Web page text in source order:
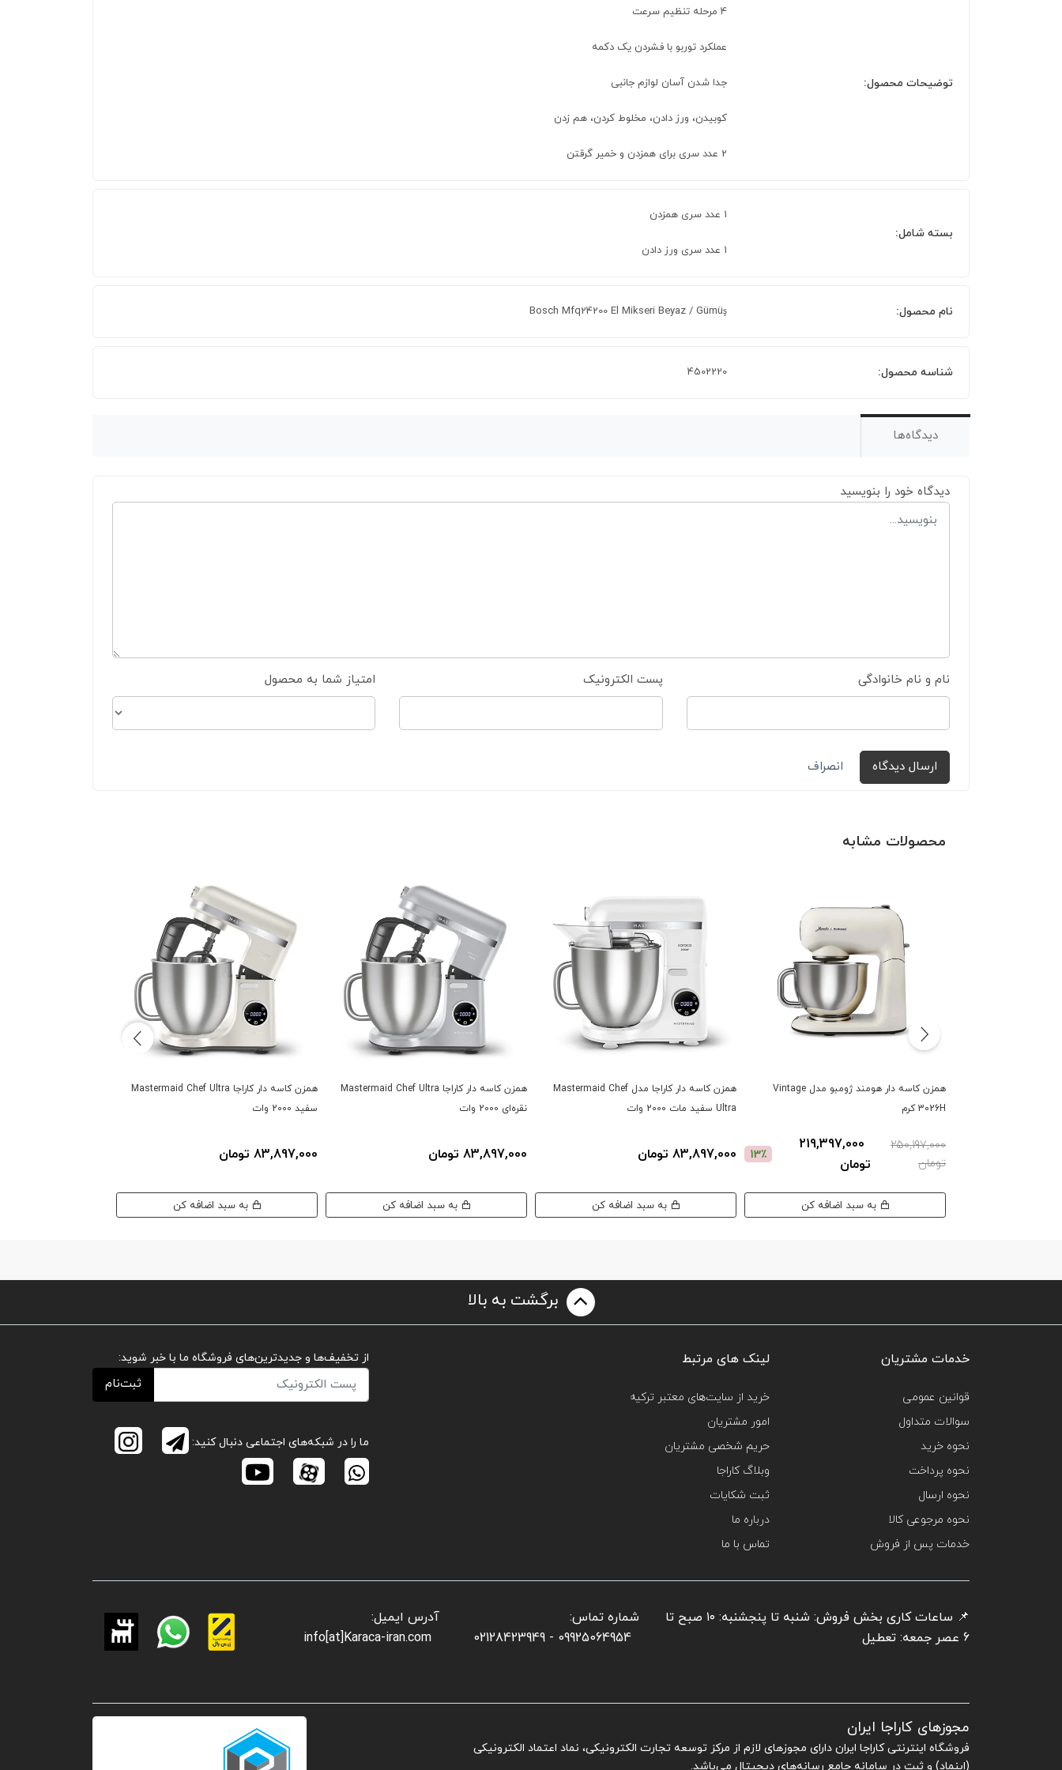
توضیحات محصول:
4 مرحله تنظیم سرعت
عملکرد توربو با فشردن یک دکمه
جدا شدن آسان لوازم جانبی
کوبیدن، ورز دادن، مخلوط کردن، هم زدن
2 عدد سری برای همزدن و خمیر گرقتن
بسته شامل:
1 عدد سری همزدن
1 عدد سری ورز دادن
نام محصول: Bosch Mfq24200 El Mikseri Beyaz / Gümüş
شناسه محصول: 4502220
دیدگاه‌ها
دیدگاه خود را بنویسید
نام و نام خانوادگی پست الکترونیک امتیاز شما به محصول
ارسال دیدگاه انصراف
محصولات مشابه
همزن کاسه دار هومند ژومبو مدل Vintage
3026H کرم
250,197,000
تومان
219,397,000
تومان
13٪
به سبد اضافه کن
همزن کاسه دار کاراجا مدل Mastermaid Chef
Ultra سفید مات 2000 وات
83,897,000 تومان
به سبد اضافه کن
همزن کاسه دار کاراجا Mastermaid Chef Ultra
نقره‌ای 2000 وات
83,897,000 تومان
به سبد اضافه کن
همزن کاسه دار کاراجا Mastermaid Chef Ultra
سفید 2000 وات
83,897,000 تومان
به سبد اضافه کن
برگشت به بالا
خدمات مشتریان
قوانین عمومی
سوالات متداول
نحوه خرید
نحوه پرداخت
نحوه ارسال
نحوه مرجوعی کالا
خدمات پس از فروش
لینک های مرتبط
خرید از سایت‌های معتبر ترکیه
امور مشتریان
حریم شخصی مشتریان
وبلاگ کاراجا
ثبت شکایات
درباره ما
تماس با ما
از تخفیف‌ها و جدیدترین‌های فروشگاه ما با خبر شوید:
ثبت‌نام
ما را در شبکه‌های اجتماعی دنبال کنید:
📌 ساعات کاری بخش فروش: شنبه تا پنجشنبه: ۱۰ صبح تا
6 عصر جمعه: تعطیل
شماره تماس:
09925064954 - 02128423949
آدرس ایمیل:
info[at]Karaca-iran.com
مجوزهای کاراجا ایران
فروشگاه اینترنتی کاراجا ایران دارای مجوزهای لازم از مرکز توسعه تجارت الکترونیکی، نماد اعتماد الکترونیکی
(اینماد) و ثبت در سامانه جامع رسانه‌های دیجیتال می‌باشد.